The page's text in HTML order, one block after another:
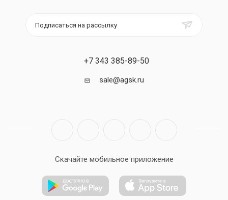
Подписаться на рассылку
+7 343 385-89-50
sale@agsk.ru
Скачайте мобильное приложение